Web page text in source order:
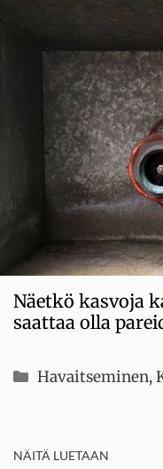
Näetkö kasvoja
saattaa olla
Kategoriat
Havaitseminen,
NÄITÄ LUETAAN